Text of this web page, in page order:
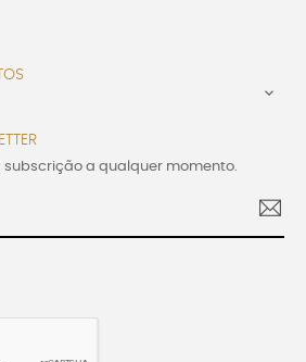

subscrição a qualquer momento.